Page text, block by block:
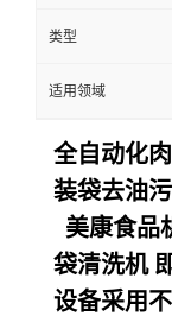
类型
适用领域
全自动化
装袋去油
美康食品
袋清洗机
设备采用